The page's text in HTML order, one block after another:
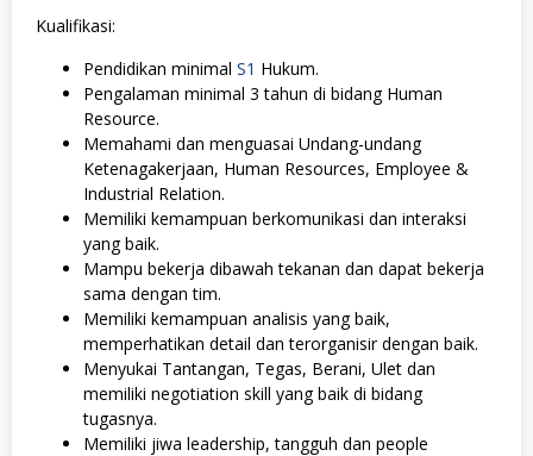
Kualifikasi:
Pendidikan minimal S1 Hukum.
Pengalaman minimal 3 tahun di bidang Human
Resource.
Memahami dan menguasai Undang-undang
Ketenagakerjaan, Human Resources, Employee &
Industrial Relation.
Memiliki kemampuan berkomunikasi dan interaksi
yang baik.
Mampu bekerja dibawah tekanan dan dapat bekerja
sama dengan tim.
Memiliki kemampuan analisis yang baik,
memperhatikan detail dan terorganisir dengan baik.
Menyukai Tantangan, Tegas, Berani, Ulet dan
memiliki negotiation skill yang baik di bidang
tugasnya.
Memiliki jiwa leadership, tangguh dan people